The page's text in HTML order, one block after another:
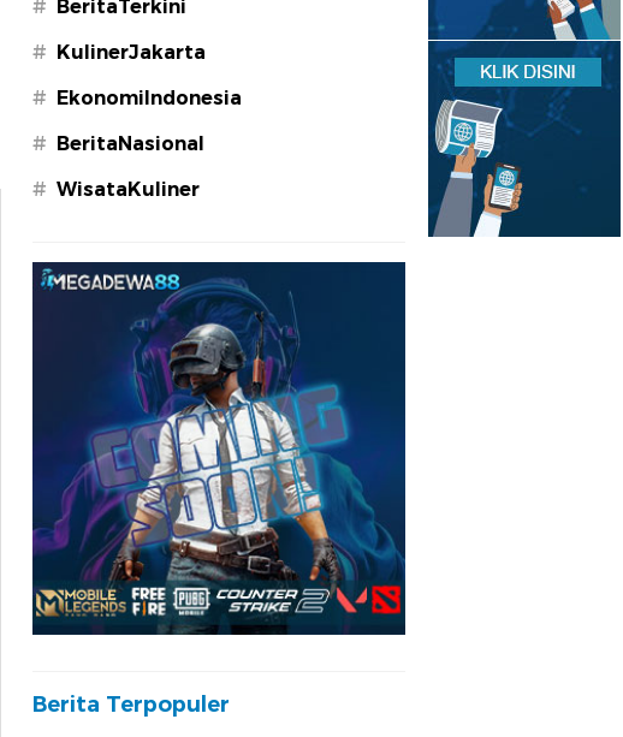
# BeritaTerkini
# KulinerJakarta
# EkonomiIndonesia
# BeritaNasional
# WisataKuliner
Berita Terpopuler